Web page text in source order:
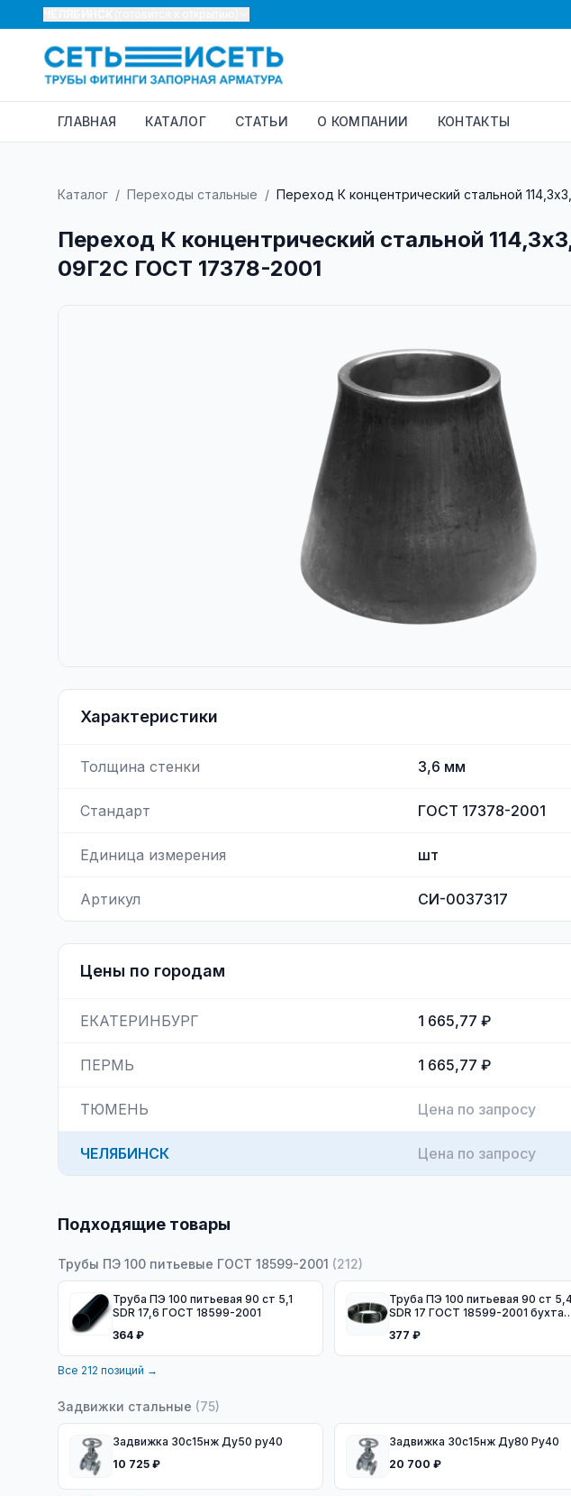
ГЛАВНАЯ КАТАЛОГ СТАТЬИ О КОМПАНИИ КОНТАКТЫ
Каталог / Переходы стальные / Переход К концентрический стальной
Переход К концентрический стальной
09Г2С ГОСТ 17378-2001
Характеристики
Толщина стенки 3,6 мм
Стандарт ГОСТ 17378-2001
Единица измерения шт
Артикул СИ-0037317
Цены по городам
ЕКАТЕРИНБУРГ 1 665,77 ₽
ПЕРМЬ 1 665,77 ₽
ТЮМЕНЬ Цена по запросу
ЧЕЛЯБИНСК Цена по запросу
Подходящие товары
Трубы ПЭ 100 питьевые ГОСТ 18599-2001 (212)
Труба ПЭ 100 питьевая 90 ст 5,1
SDR 17,6 ГОСТ 18599-2001
364 ₽
Труба ПЭ 100 питьевая 90 ст 5,4
SDR 17 ГОСТ 18599-2001 бухта
377 ₽
Все 212 позиций →
Задвижки стальные (75)
Задвижка 30с15нж Ду50 ру40
10 725 ₽
Задвижка 30с15нж Ду80 Ру40
20 700 ₽